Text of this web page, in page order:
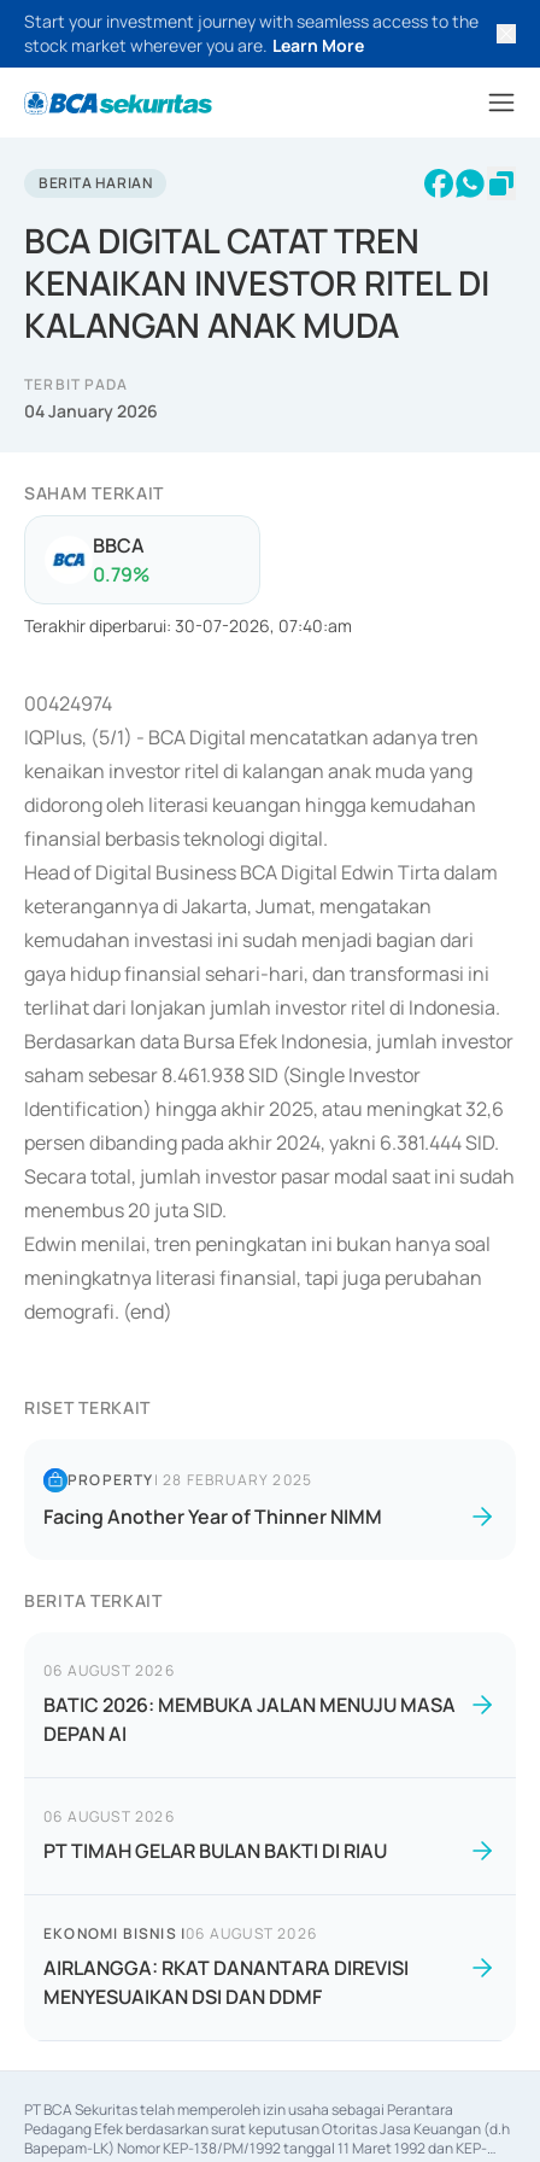
Start your investment journey with seamless access to the
stock market wherever you are. Learn More
BERITA HARIAN
BCA DIGITAL CATAT TREN
KENAIKAN INVESTOR RITEL DI
KALANGAN ANAK MUDA
TERBIT PADA
04 January 2026
SAHAM TERKAIT
BBCA
0.79%
Terakhir diperbarui: 30-07-2026, 07:40:am
00424974
IQPlus, (5/1) - BCA Digital mencatatkan adanya tren
kenaikan investor ritel di kalangan anak muda yang
didorong oleh literasi keuangan hingga kemudahan
finansial berbasis teknologi digital.
Head of Digital Business BCA Digital Edwin Tirta dalam
keterangannya di Jakarta, Jumat, mengatakan
kemudahan investasi ini sudah menjadi bagian dari
gaya hidup finansial sehari-hari, dan transformasi ini
terlihat dari lonjakan jumlah investor ritel di Indonesia.
Berdasarkan data Bursa Efek Indonesia, jumlah investor
saham sebesar 8.461.938 SID (Single Investor
Identification) hingga akhir 2025, atau meningkat 32,6
persen dibanding pada akhir 2024, yakni 6.381.444 SID.
Secara total, jumlah investor pasar modal saat ini sudah
menembus 20 juta SID.
Edwin menilai, tren peningkatan ini bukan hanya soal
meningkatnya literasi finansial, tapi juga perubahan
demografi. (end)
RISET TERKAIT
PROPERTY|28 FEBRUARY 2025
Facing Another Year of Thinner NIMM
BERITA TERKAIT
06 AUGUST 2026
BATIC 2026: MEMBUKA JALAN MENUJU MASA
DEPAN AI
06 AUGUST 2026
PT TIMAH GELAR BULAN BAKTI DI RIAU
EKONOMI BISNIS |06 AUGUST 2026
AIRLANGGA: RKAT DANANTARA DIREVISI
MENYESUAIKAN DSI DAN DDMF
PT BCA Sekuritas telah memperoleh izin usaha sebagai Perantara
Pedagang Efek berdasarkan surat keputusan Otoritas Jasa Keuangan (d.h
Bapepam-LK) Nomor KEP-138/PM/1992 tanggal 11 Maret 1992 dan KEP-